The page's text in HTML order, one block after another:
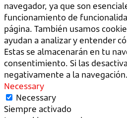
navegador, ya que son
funcionamiento de
página. También usamos
ayudan a analizar y entender
Estas se almacenarán en tu
consentimiento. Si las
negativamente a la navegación.
Necessary
Necessary
Siempre activado